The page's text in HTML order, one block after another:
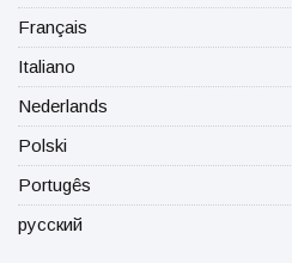
Français
Italiano
Nederlands
Polski
Portugês
русский